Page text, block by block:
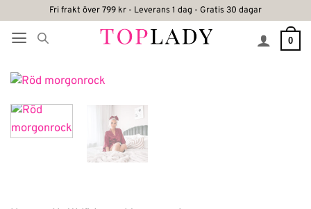
content
Fri frakt över 799 kr - Leverans 1 dag - Gratis 30 dagar
0